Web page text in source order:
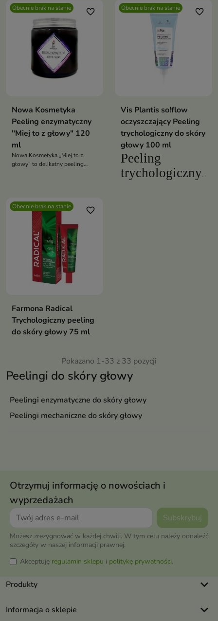
Peelingi do skóry głowy
Peelingi enzymatyczne do skóry głowy
Peelingi mechaniczne do skóry głowy
Obecnie brak na stanie favorite_border
Nowa Kosmetyka
Peeling enzymatyczny
"Miej to z głowy" 120
ml
Nowa Kosmetyka „Miej to z
głowy” to delikatny peeling
tarcia
Obecnie brak na stanie favorite_border
Vis Plantis so!flow
oczyszczający Peeling
trychologiczny do skóry
głowy 100 ml
Peeling
trychologiczny
kwasów
owocowych,
głębokie
warstwy
wspomagają
usuwania
martwego
naskórka
Obecnie brak na stanie favorite_border
Farmona Radical
Trychologiczny peeling
do skóry głowy 75 ml
Pokazano 1-33 z 33 pozycji
Otrzymuj informację o nowościach i
wyprzedażach
Możesz zrezygnować w każdej chwili. W tym celu należy odnaleźć
szczegóły w naszej informacji prawnej.
Akceptuję regulamin sklepu i politykę prywatności.
Produkty keyboard_arrow_down
Informacja o sklepie keyboard_arrow_down